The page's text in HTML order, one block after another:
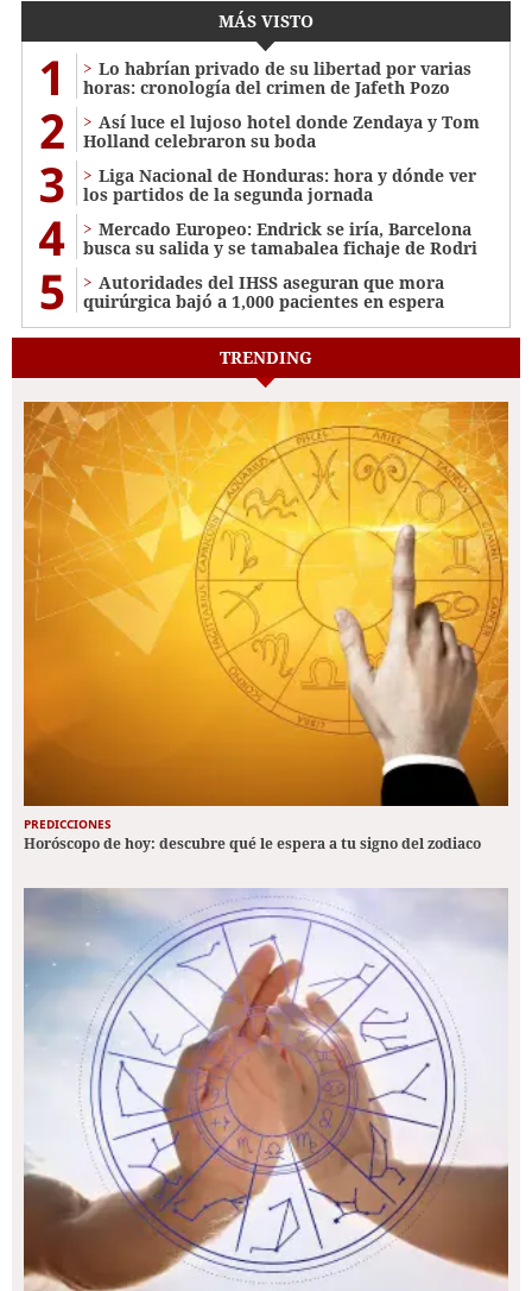
MÁS VISTO
1
Lo habrían privado de su libertad por varias
horas: cronología del crimen de Jafeth Pozo
2
Así luce el lujoso hotel donde Zendaya y Tom
Holland celebraron su boda
3
Liga Nacional de Honduras: hora y dónde ver
los partidos de la segunda jornada
4
Mercado Europeo: Endrick se iría, Barcelona
busca su salida y se tamabalea fichaje de Rodri
5
Autoridades del IHSS aseguran que mora
quirúrgica bajó a 1,000 pacientes en espera
TRENDING
PREDICCIONES
Horóscopo de hoy: descubre qué le espera a tu signo del zodiaco